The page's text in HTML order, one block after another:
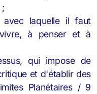
avec laquelle il faut
à penser et à
qui impose de
et d'établir des
Planétaires / 9